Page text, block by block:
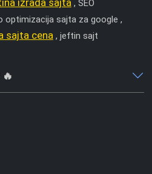
, SEO
optimizacija sajta za google ,
sajta cena , jeftin sajt